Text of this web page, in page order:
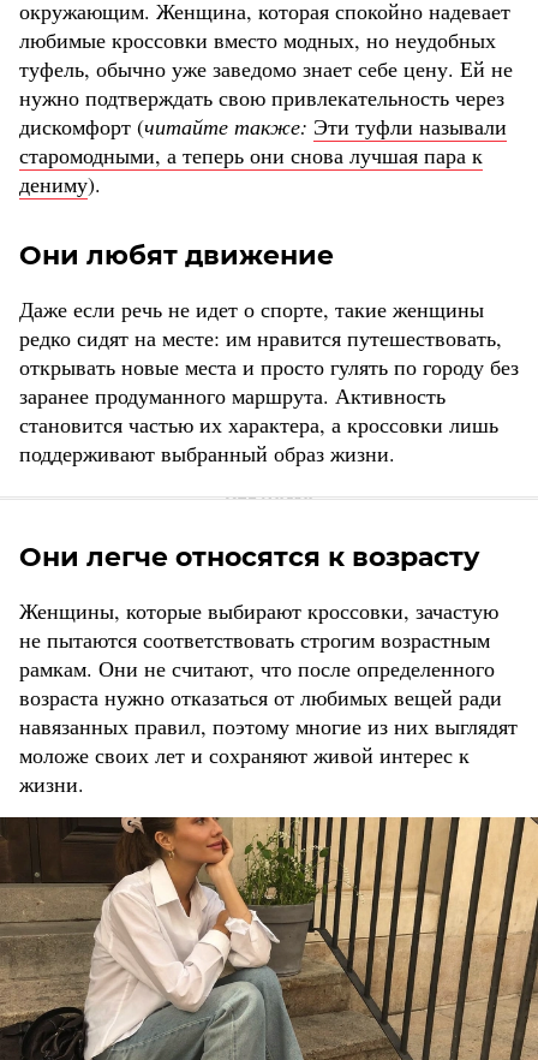
окружающим. Женщина, которая спокойно надевает
любимые кроссовки вместо модных, но неудобных
туфель, обычно уже заведомо знает себе цену. Ей не
нужно подтверждать свою привлекательность через
дискомфорт (читайте также: Эти туфли называли
старомодными, а теперь они снова лучшая пара к
дениму).
Они любят движение
Даже если речь не идет о спорте, такие женщины
редко сидят на месте: им нравится путешествовать,
открывать новые места и просто гулять по городу без
заранее продуманного маршрута. Активность
становится частью их характера, а кроссовки лишь
поддерживают выбранный образ жизни.
Они легче относятся к возрасту
Женщины, которые выбирают кроссовки, зачастую
не пытаются соответствовать строгим возрастным
рамкам. Они не считают, что после определенного
возраста нужно отказаться от любимых вещей ради
навязанных правил, поэтому многие из них выглядят
моложе своих лет и сохраняют живой интерес к
жизни.